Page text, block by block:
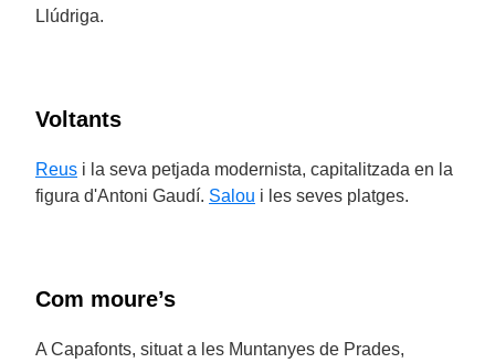
Llúdriga.
Voltants
Reus i la seva petjada modernista, capitalitzada en la
figura d'Antoni Gaudí. Salou i les seves platges.
Com moure’s
A Capafonts, situat a les Muntanyes de Prades,